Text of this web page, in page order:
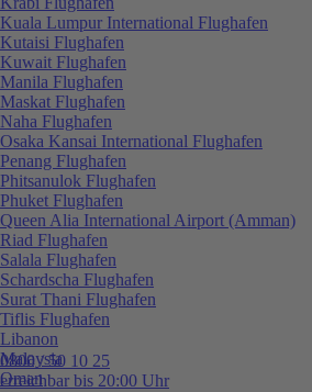
0800 / 50 10 25
erreichbar bis 20:00 Uhr
Kuala Lumpur International Flughafen
Kutaisi Flughafen
Kuwait Flughafen
Manila Flughafen
Maskat Flughafen
Naha Flughafen
Osaka Kansai International Flughafen
Penang Flughafen
Phitsanulok Flughafen
Phuket Flughafen
Queen Alia International Airport (Amman)
Riad Flughafen
Salala Flughafen
Schardscha Flughafen
Surat Thani Flughafen
Tiflis Flughafen
Libanon
Malaysia
Oman